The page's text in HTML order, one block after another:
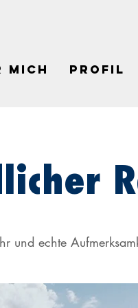
mich Profil
und echte